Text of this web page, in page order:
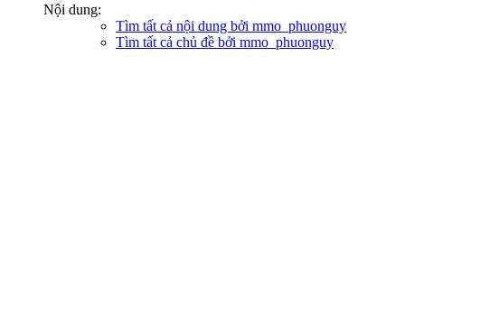
Nội dung:
Tìm tất cả nội dung bởi mmo_phuonguy
Tìm tất cả chủ đề bởi mmo_phuonguy